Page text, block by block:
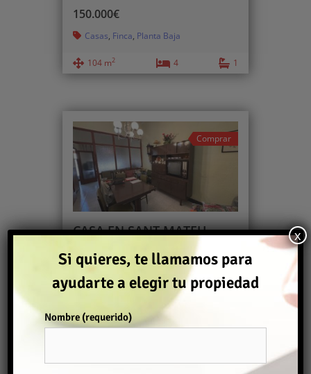
150.000€
Casas, Finca, Planta Baja
104 m2 4 1
Comprar
CASA EN SANT MATEU
95.000€
Casas
7
Si quieres, te llamamos para
ayudarte a elegir tu propiedad
Nombre (requerido)
x